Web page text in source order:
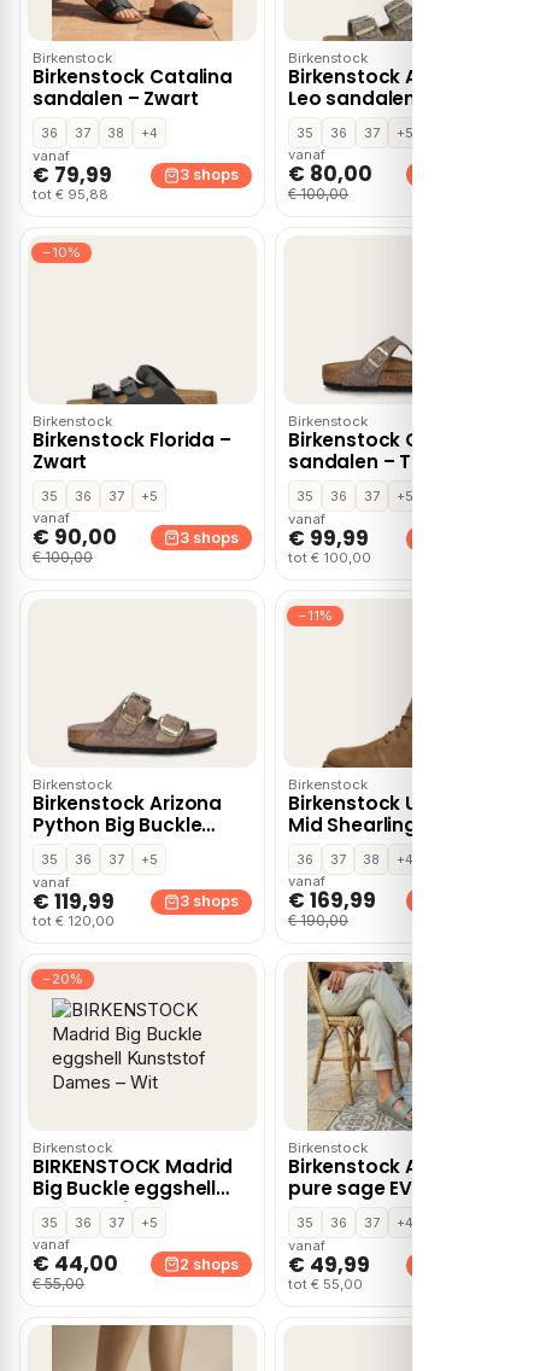
Birkenstock
Birkenstock Catalina
sandalen – Zwart
36 37 38
+4
vanaf
€ 79,99
tot € 95,88
3 shops
Birkenstock
Birkenstock Arizona
Leo sandalen – Bruin
35 36 37
+5
vanaf
€ 80,00
€ 100,00
−10%
Birkenstock
Birkenstock Florida –
Zwart
35 36 37
+5
vanaf
€ 90,00
€ 100,00
3 shops
Birkenstock
Birkenstock Gizeh
sandalen – Taupe
35 36 37
+5
vanaf
€ 99,99
tot € 100,00
Birkenstock
Birkenstock Arizona
Python Big Buckle
sandalen – Taupe
35 36 37
+5
vanaf
€ 119,99
tot € 120,00
3 shops
−11%
Birkenstock
Birkenstock Uppsala
Mid Shearling
veterboots – Cognac
36 37 38
+4
vanaf
€ 169,99
€ 190,00
−20%
Birkenstock
BIRKENSTOCK Madrid
Big Buckle eggshell
Kunststof Dames –
Wit
35 36 37
+5
vanaf
€ 44,00
€ 55,00
2 shops
Birkenstock
Birkenstock Arizona
pure sage EVA – Groen
35 36 37
+4
vanaf
€ 49,99
tot € 55,00